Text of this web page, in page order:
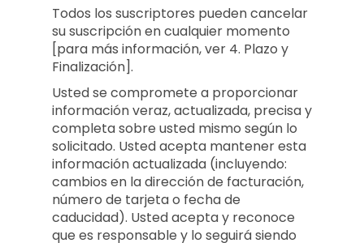
Todos los suscriptores pueden cancelar
su suscripción en cualquier momento
[para más información, ver 4. Plazo y
Finalización].
Usted se compromete a proporcionar
información veraz, actualizada, precisa y
completa sobre usted mismo según lo
solicitado. Usted acepta mantener esta
información actualizada (incluyendo:
cambios en la dirección de facturación,
número de tarjeta o fecha de
caducidad). Usted acepta y reconoce
que es responsable y lo seguirá siendo